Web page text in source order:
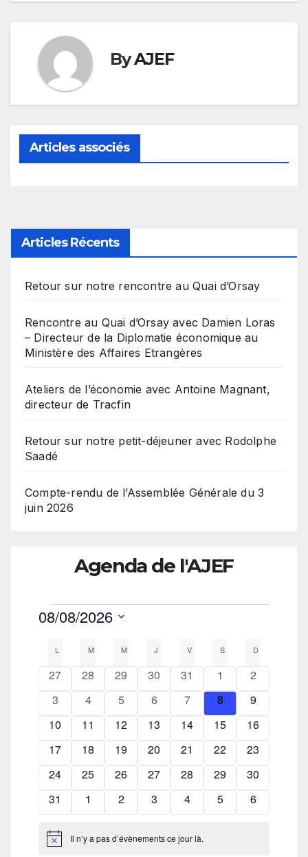
ByAJEF
Articles associés
Articles Récents
Retour sur notre rencontre au Quai d’Orsay
Rencontre au Quai d’Orsay avec Damien Loras
– Directeur de la Diplomatie économique au
Ministère des Affaires Etrangères
Ateliers de l’économie avec Antoine Magnant,
directeur de Tracfin
Retour sur notre petit-déjeuner avec Rodolphe
Saadé
Compte-rendu de l’Assemblée Générale du 3
juin 2026
Agenda de l'AJEF